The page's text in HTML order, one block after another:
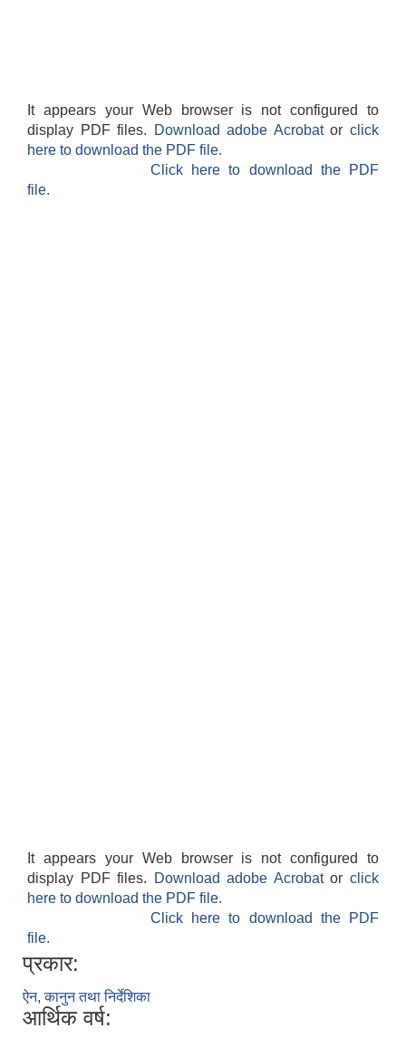
It appears your Web browser is not configured to
display PDF files.
Download adobe Acrobatorclick
here to download the PDF file.
Click here to download the PDF
file.
It appears your Web browser is not configured to
display PDF files.
Download adobe Acrobatorclick
here to download the PDF file.
Click here to download the PDF
file.
प्रकार:
ऐन, कानुन तथा निर्देशिका
आर्थिक वर्ष: